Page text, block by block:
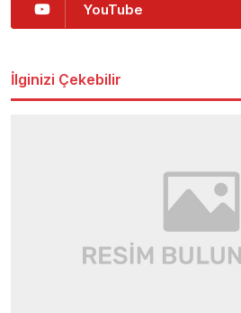
YouTube
İlginizi Çekebilir